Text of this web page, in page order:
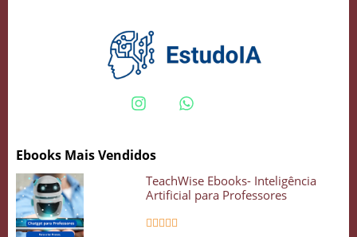
Ebooks Mais Vendidos
TeachWise Ebooks- Inteligência
Artificial para Professores
    
Crie seu Avatar com Inteligência Artificial
COMECE GRÁTIS